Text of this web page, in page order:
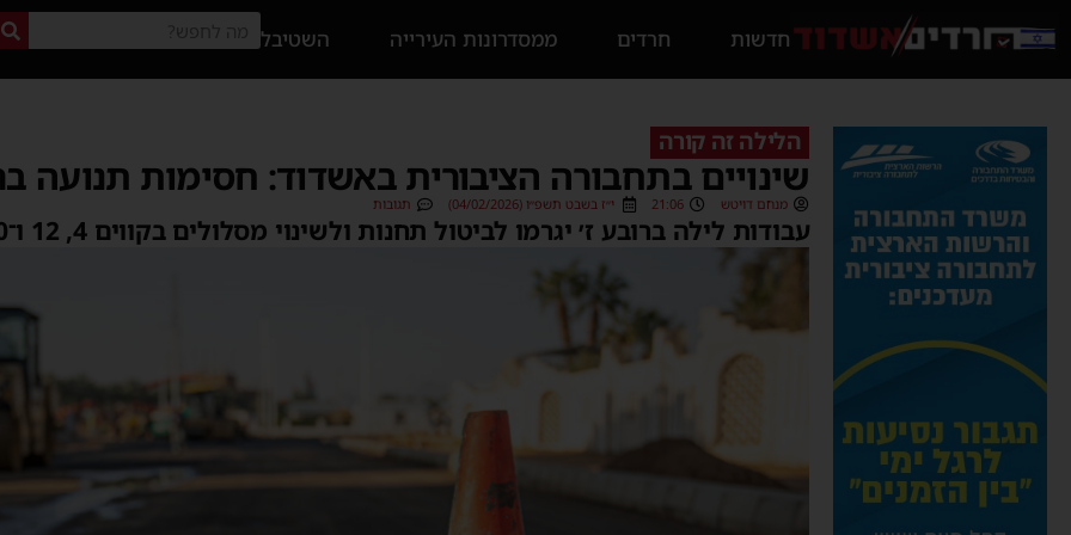
חדשות חרדים ממסדרונות העירייה השטיבל
הלילה זה קורה
שינויים בתחבורה הציבורית באשדוד: חסימות תנועה
מנחם דויטש 21:06 י״ז בשבט תשפ״ו (04/02/2026) תגובות
עבודות לילה ברובע ז׳ יגרמו לביטול תחנות ולשינוי מסלולים בקווים 4, 12 ו־350